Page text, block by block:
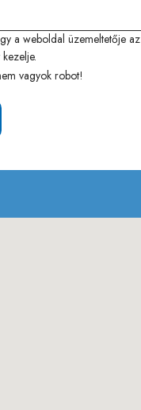
a weboldal üzemeltetője az
vagyok robot!